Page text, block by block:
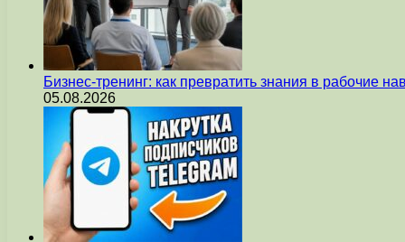
Бизнес-тренинг: как превратить знания в рабочие
05.08.2026